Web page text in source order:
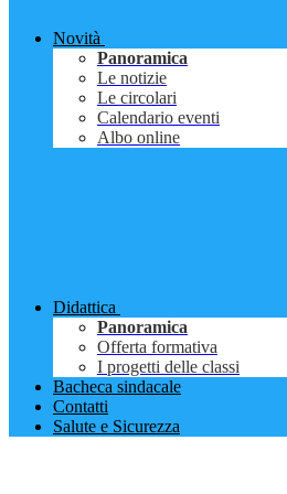
Novità
Panoramica
Le notizie
Le circolari
Calendario eventi
Albo online
Didattica
Panoramica
Offerta formativa
I progetti delle classi
Bacheca sindacale
Contatti
Salute e Sicurezza